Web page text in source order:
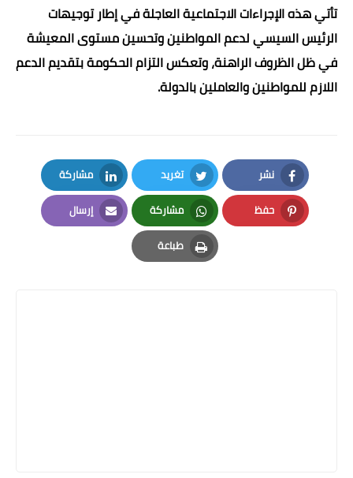
تأتي هذه الإجراءات الاجتماعية العاجلة في إطار توجيهات
الرئيس السيسي لدعم المواطنين وتحسين مستوى المعيشة
في ظل الظروف الراهنة، وتعكس التزام الحكومة بتقديم الدعم
اللازم للمواطنين والعاملين بالدولة.
نشر
Facebook
تغريد
Twitter
مشاركة
LinkedIn
حفظ
Pinterest
مشاركة
Whatsapp
إرسال
Email
طباعة
Print